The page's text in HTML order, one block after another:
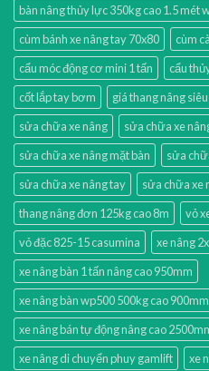
bàn nâng thủy lực 350kg cao 1.5 mét
cùm bánh xe nâng tay 70x80
cùm
cẩu móc động cơ mini 1 tấn
cẩu
cốt lắp tay bơm
giá thang nâng
sửa chữa xe nâng
sửa chữa xe
sửa chữa xe nâng mặt bàn
sửa
sửa chữa xe nâng tay
sửa chữa xe
thang nâng đơn 125kg cao 8m
vỏ
vỏ đặc 825-15 casumina
xe nâng 2x
xe nâng bàn 1 tấn nâng cao 950mm
xe nâng bàn wp500 500kg cao 900mm
xe nâng bán tự động nâng cao
xe nâng di chuyển phuy gamlift
xe